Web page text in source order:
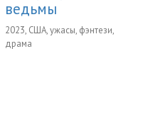
ведьмы
2023, США, ужасы, фэнтези,
драма